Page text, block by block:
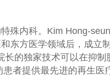
殊内科。Kim Hong-
东方医学领域后，成立
的独家技术可以在抑
者提供最先进的再生医